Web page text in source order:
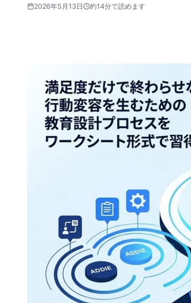
2026年5月13日 約14分で読めます